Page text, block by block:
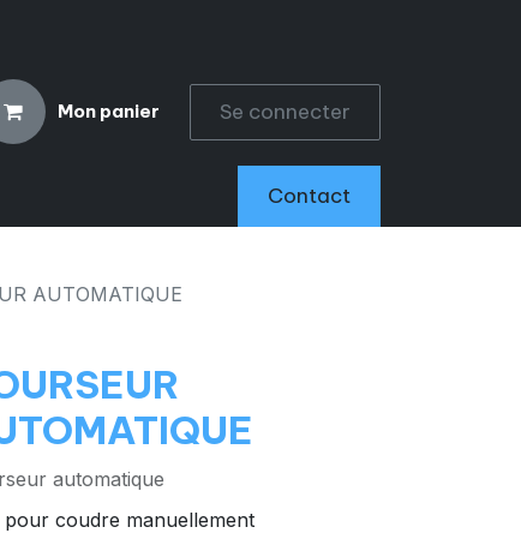
Mon panier Se connecter
Contact
AUTOMATIQUE
automatique
pour coudre manuellement